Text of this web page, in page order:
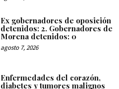
Ex gobernadores de oposición
detenidos: 2. Gobernadores de
Morena detenidos: 0
agosto 7, 2026
Enfermedades del corazón,
diabetes y tumores malignos